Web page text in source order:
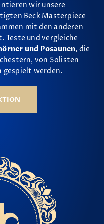
wir unsere
Beck Masterpiece
mit den anderen
Teste und vergleiche
und Posaunen, die
von Solisten
gespielt werden.